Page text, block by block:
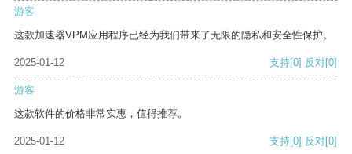
游客
这款加速器VPM应用程序已经为我们带来了无限的隐私和安全性保护。
2025-01-12 支持[0] 反对[0]
游客
这款软件的价格非常实惠，值得推荐。
2025-01-12 支持[0] 反对[0]